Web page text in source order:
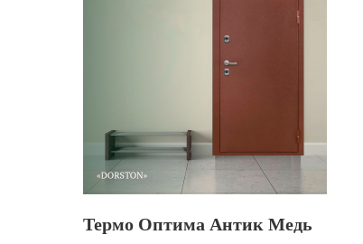
Термо Оптима Антик Медь